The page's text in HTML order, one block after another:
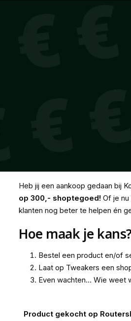
Heb jij een aankoop gedaan bij
op 300,- shoptegoed! Of je
klanten nog beter te helpen én
Hoe maak je
Bestel een product en/of
Laat op Tweakers een
Even wachten... Wie weet
Product gekocht op